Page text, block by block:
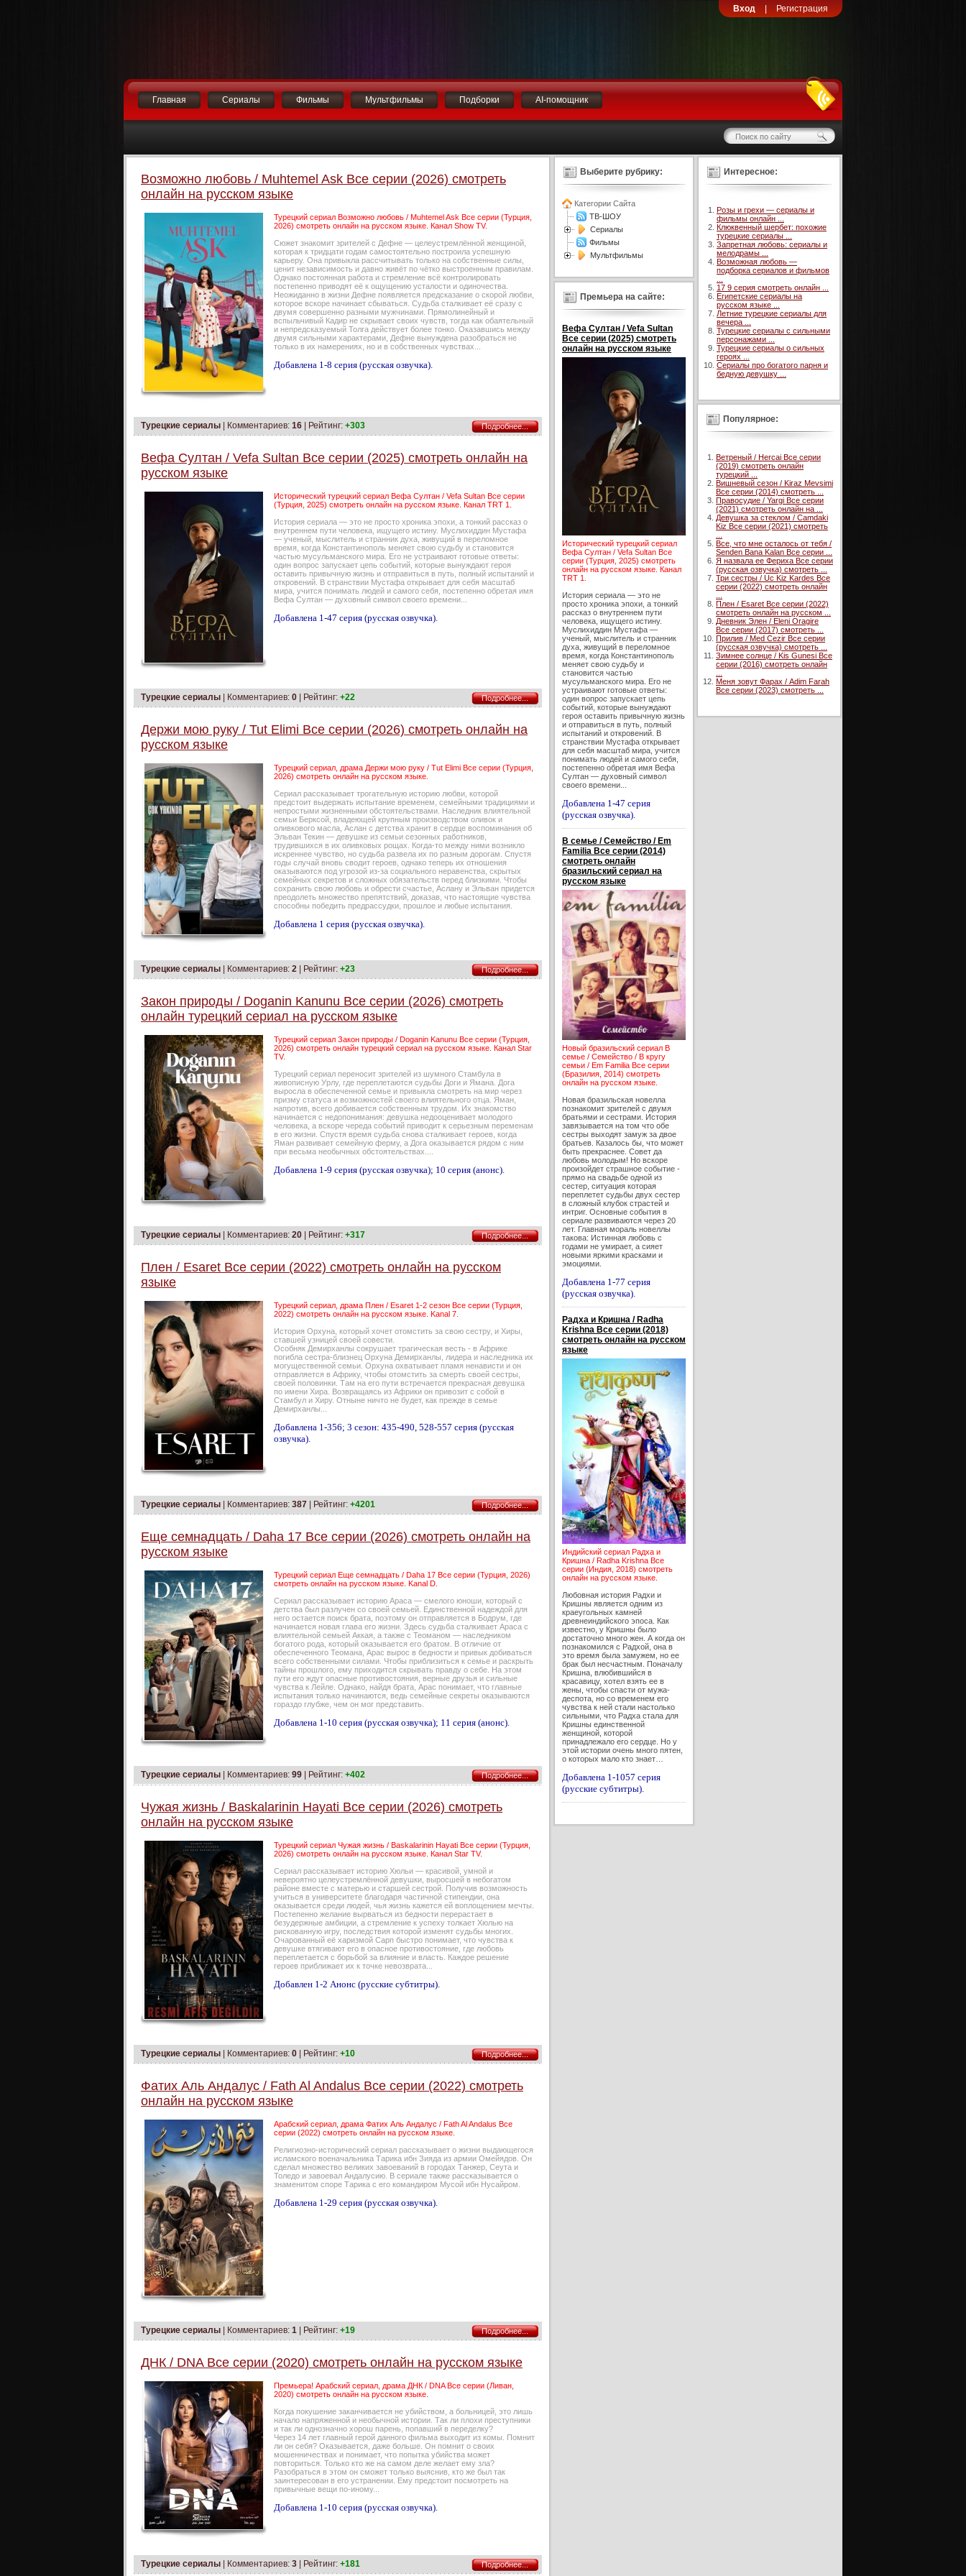
Вход Регистрация
Главная Сериалы Фильмы Мультфильмы Подборки AI-помощник
Возможно любовь / Muhtemel Ask Все серии (2026) смотреть
онлайн на русском языке
Турецкий сериал Возможно любовь / Muhtemel Ask Все серии (Турция,
2026) смотреть онлайн на русском языке. Канал Show TV.
Сюжет знакомит зрителей с Дефне — целеустремлённой женщиной,
которая к тридцати годам самостоятельно построила успешную
карьеру. Она привыкла рассчитывать только на собственные силы,
ценит независимость и давно живёт по чётко выстроенным правилам.
Однако постоянная работа и стремление всё контролировать
постепенно приводят её к ощущению усталости и одиночества.
Неожиданно в жизни Дефне появляется предсказание о скорой любви,
которое вскоре начинает сбываться. Судьба сталкивает её сразу с
двумя совершенно разными мужчинами. Прямолинейный и
вспыльчивый Кадир не скрывает своих чувств, тогда как обаятельный
и непредсказуемый Толга действует более тонко. Оказавшись между
двумя сильными характерами, Дефне вынуждена разобраться не
только в их намерениях, но и в собственных чувствах...
Добавлена 1-8 серия (русская озвучка).
Турецкие сериалы | Комментариев: 16 | Рейтинг: +303 Подробнее...
Вефа Султан / Vefa Sultan Все серии (2025) смотреть онлайн на
русском языке
Исторический турецкий сериал Вефа Султан / Vefa Sultan Все серии
(Турция, 2025) смотреть онлайн на русском языке. Канал TRT 1.
История сериала — это не просто хроника эпохи, а тонкий рассказ о
внутреннем пути человека, ищущего истину. Муслихиддин Мустафа
— ученый, мыслитель и странник духа, живущий в переломное
время, когда Константинополь меняет свою судьбу и становится
частью мусульманского мира. Его не устраивают готовые ответы:
один вопрос запускает цепь событий, которые вынуждают героя
оставить привычную жизнь и отправиться в путь, полный испытаний и
откровений. В странствии Мустафа открывает для себя масштаб
мира, учится понимать людей и самого себя, постепенно обретая имя
Вефа Султан — духовный символ своего времени...
Добавлена 1-47 серия (русская озвучка).
Турецкие сериалы Комментариев: 0 | Рейтинг: +22 Подробнее...
Держи мою руку / Tut Elimi Все серии (2026) смотреть онлайн на
русском языке
Турецкий сериал, драма Держи мою руку / Tut Elimi Все серии (Турция,
2026) смотреть онлайн на русском языке.
Сериал рассказывает трогательную историю любви, которой
предстоит выдержать испытание временем, семейными традициями и
непростыми жизненными обстоятельствами. Наследник влиятельной
семьи Берксой, владеющей крупным производством оливок и
оливкового масла, Аслан с детства хранит в сердце воспоминания об
Эльван Текин — девушке из семьи сезонных работников,
трудившихся в их оливковых рощах. Когда-то между ними возникло
искреннее чувство, но судьба развела их по разным дорогам. Спустя
годы случай вновь сводит героев, однако теперь их отношения
оказываются под угрозой из-за социального неравенства, скрытых
семейных секретов и сложных обязательств перед близкими. Чтобы
сохранить свою любовь и обрести счастье, Аслану и Эльван придется
преодолеть множество препятствий, доказав, что настоящие чувства
способны победить предрассудки, прошлое и любые испытания.
Добавлена 1 серия (русская озвучка).
Турецкие сериалы Комментариев: 2 | Рейтинг: +23 Подробнее...
Закон природы / Doganin Kanunu Все серии (2026) смотреть
онлайн турецкий сериал на русском языке
Турецкий сериал Закон природы / Doganin Kanunu Все серии (Турция,
2026) смотреть онлайн турецкий сериал на русском языке. Канал Star
TV.
Турецкий сериал переносит зрителей из шумного Стамбула в
живописную Урлу, где переплетаются судьбы Доги и Ямана. Дога
выросла в обеспеченной семье и привыкла смотреть на мир через
призму статуса и возможностей своего влиятельного отца. Яман,
напротив, всего добивается собственным трудом. Их знакомство
начинается с недопонимания: девушка недооценивает молодого
человека, а вскоре череда событий приводит к серьезным переменам
в его жизни. Спустя время судьба снова сталкивает героев, когда
Яман развивает семейную ферму, а Дога оказывается рядом с ним
при весьма необычных обстоятельствах....
Добавлена 1-9 серия (русская озвучка); 10 серия (анонс).
Турецкие сериалы Комментариев: 20 | Рейтинг: +317 Подробнее...
Плен / Esaret Все серии (2022) смотреть онлайн на русском
языке
Турецкий сериал, драма Плен / Esaret 1-2 сезон Все серии (Турция,
2022) смотреть онлайн на русском языке. Kanal 7.
История Орхуна, который хочет отомстить за свою сестру, и Хиры,
ставшей узницей своей совести.
Особняк Демирханлы сокрушает трагическая весть - в Африке
погибла сестра-близнец Орхуна Демирханлы, лидера и наследника их
могущественной семьи. Орхуна охватывает пламя ненависти и он
отправляется в Африку, чтобы отомстить за смерть своей сестры,
своей половинки. Там на его пути встречается прекрасная девушка
по имени Хира. Возвращаясь из Африки он привозит с собой в
Стамбул и Хиру. Отныне ничто не будет, как прежде в семье
Демирханлы...
Добавлена 1-356; 3 сезон: 435-490, 528-557 серия (русская
озвучка).
Турецкие сериалы Комментариев: 387 | Рейтинг: +4201 Подробнее...
Еще семнадцать / Daha 17 Все серии (2026) смотреть онлайн на
русском языке
Турецкий сериал Еще семнадцать / Daha 17 Все серии (Турция, 2026)
смотреть онлайн на русском языке. Kanal D.
Сериал рассказывает историю Араса — смелого юноши, который с
детства был разлучен со своей семьей. Единственной надеждой для
него остается поиск брата, поэтому он отправляется в Бодрум, где
начинается новая глава его жизни. Здесь судьба сталкивает Араса с
влиятельной семьей Аккая, а также с Теоманом — наследником
богатого рода, который оказывается его братом. В отличие от
обеспеченного Теомана, Арас вырос в бедности и привык добиваться
всего собственными силами. Чтобы приблизиться к семье и раскрыть
тайны прошлого, ему приходится скрывать правду о себе. На этом
пути его ждут опасные противостояния, верные друзья и сильные
чувства к Лейле. Однако, найдя брата, Арас понимает, что главные
испытания только начинаются, ведь семейные секреты оказываются
гораздо глубже, чем он мог представить.
Добавлена 1-10 серия (русская озвучка); 11 серия (анонс).
Турецкие сериалы | Комментариев: 99 | Рейтинг: +402 Подробнее...
Чужая жизнь / Baskalarinin Hayati Все серии (2026) смотреть
онлайн на русском языке
Турецкий сериал Чужая жизнь / Baskalarinin Hayati Все серии (Турция,
2026) смотреть онлайн на русском языке. Канал Star TV.
Сериал рассказывает историю Хюльи — красивой, умной и
невероятно целеустремлённой девушки, выросшей в небогатом
районе вместе с матерью и старшей сестрой. Получив возможность
учиться в университете благодаря частичной стипендии, она
оказывается среди людей, чья жизнь кажется ей воплощением мечты.
Постепенно желание вырваться из бедности перерастает в
безудержные амбиции, а стремление к успеху толкает Хюлью на
рискованную игру, последствия которой изменят судьбы многих.
Очарованный её харизмой Сарп быстро понимает, что чувства к
девушке втягивают его в опасное противостояние, где любовь
переплетается с борьбой за влияние и власть. Каждое решение
героев приближает их к точке невозврата...
Добавлен 1-2 Анонс (русские субтитры).
Турецкие сериалы | Комментариев: 0 | Рейтинг: +10 Подробнее...
Фатих Аль Андалус / Fath Al Andalus Все серии (2022) смотреть
онлайн на русском языке
Арабский сериал, драма Фатих Аль Андалус / Fath Al Andalus Все
серии (2022) смотреть онлайн на русском языке.
Религиозно-исторический сериал рассказывает о жизни выдающегося
исламского военачальника Тарика ибн Зияда из армии Омейядов. Он
сделал множество великих завоеваний в городах Танжер, Сеута и
Толедо и завоевал Андалусию. В сериале также рассказывается о
знаменитом споре Тарика с его командиром Мусой ибн Нусайром.
Добавлена 1-29 серия (русская озвучка).
Турецкие сериалы | Комментариев: 1 | Рейтинг: +19 Подробнее...
ДНК / DNA Все серии (2020) смотреть онлайн на русском языке
Премьера! Арабский сериал, драма ДНК / DNA Все серии (Ливан,
2020) смотреть онлайн на русском языке.
Когда покушение заканчивается не убийством, а больницей, это лишь
начало напряженной и необычной истории. Так ли плохи преступники
и так ли однозначно хорош парень, попавший в переделку?
Через 14 лет главный герой данного фильма выходит из комы. Помнит
ли он себя? Оказывается, даже больше. Он помнит о своих
мошенничествах и понимает, что попытка убийства может
повториться. Только кто же на самом деле желает ему зла?
Разобраться в этом он сможет только выяснив, кто же был так
заинтересован в его устранении. Ему предстоит посмотреть на
привычные вещи по-иному...
Добавлена 1-10 серия (русская озвучка).
Турецкие сериалы Комментариев: 3 | Рейтинг: +181 Подробнее...
Выберите рубрику:
Категории Сайта
ТВ-ШОУ
Сериалы
Фильмы
Мультфильмы
Премьера на сайте:
Вефа Султан / Vefa Sultan
Все серии (2025) смотреть
онлайн на русском языке
Исторический турецкий сериал
Вефа Султан / Vefa Sultan Все
серии (Турция, 2025) смотреть
онлайн на русском языке. Канал
TRT 1.
История сериала — это не
просто хроника эпохи, а тонкий
рассказ о внутреннем пути
человека, ищущего истину.
Муслихиддин Мустафа —
ученый, мыслитель и странник
духа, живущий в переломное
время, когда Константинополь
меняет свою судьбу и
становится частью
мусульманского мира. Его не
устраивают готовые ответы:
один вопрос запускает цепь
событий, которые вынуждают
героя оставить привычную жизнь
и отправиться в путь, полный
испытаний и откровений. В
странствии Мустафа открывает
для себя масштаб мира, учится
понимать людей и самого себя,
постепенно обретая имя Вефа
Султан — духовный символ
своего времени...
Добавлена 1-47 серия
(русская озвучка).
В семье / Семейство / Em
Familia Все серии (2014)
смотреть онлайн
бразильский сериал на
русском языке
Новый бразильский сериал В
семье / Семейство / В кругу
семьи / Em Familia Все серии
(Бразилия, 2014) смотреть
онлайн на русском языке.
Новая бразильская новелла
познакомит зрителей с двумя
братьями и сестрами. История
завязывается на том что обе
сестры выходят замуж за двое
братьев. Казалось бы, что может
быть прекраснее. Совет да
любовь молодым! Но вскоре
произойдет страшное событие -
прямо на свадьбе одной из
сестер, ситуация которая
переплетет судьбы двух сестер
в сложный клубок страстей и
интриг. Основные события в
сериале развиваются через 20
лет. Главная мораль новеллы
такова: Истинная любовь с
годами не умирает, а сияет
новыми яркими красками и
эмоциями.
Добавлена 1-77 серия
(русская озвучка).
Радха и Кришна / Radha
Krishna Все серии (2018)
смотреть онлайн на русском
языке
Индийский сериал Радха и
Кришна / Radha Krishna Все
серии (Индия, 2018) смотреть
онлайн на русском языке.
Любовная история Радхи и
Кришны является одним из
краеугольных камней
древнеиндийского эпоса. Как
известно, у Кришны было
достаточно много жен. А когда он
познакомился с Радхой, она в
это время была замужем, но ее
брак был несчастным. Поначалу
Кришна, влюбившийся в
красавицу, хотел взять ее в
жены, чтобы спасти от мужа-
деспота, но со временем его
чувства к ней стали настолько
сильными, что Радха стала для
Кришны единственной
женщиной, которой
принадлежало его сердце. Но у
этой истории очень много пятен,
о которых мало кто знает…
Добавлена 1-1057 серия
(русские субтитры).
Интересное:
Розы и грехи — сериалы и
фильмы онлайн ...
Клюквенный шербет: похожие
турецкие сериалы ...
Запретная любовь: сериалы и
мелодрамы ...
Возможная любовь —
подборка сериалов и фильмов
17 9 серия смотреть онлайн ...
Египетские сериалы на
русском языке ...
Летние турецкие сериалы для
вечера ...
Турецкие сериалы с сильными
персонажами ...
Турецкие сериалы о сильных
героях ...
Сериалы про богатого парня и
бедную девушку ...
Популярное:
Ветреный / Hercai Все серии
(2019) смотреть онлайн
турецкий ...
Вишневый сезон / Kiraz Mevsimi
Все серии (2014) смотреть ...
Правосудие / Yargi Все серии
(2021) смотреть онлайн на ...
Девушка за стеклом / Camdaki
Kiz Все серии (2021) смотреть
Все, что мне осталось от тебя /
Senden Bana Kalan Все серии ...
Я назвала ее Фериха Все серии
(русская озвучка) смотреть ...
Три сестры / Uc Kiz Kardes Все
серии (2022) смотреть онлайн
Плен / Esaret Все серии (2022)
смотреть онлайн на русском ...
Дневник Элен / Eleni Oragire
Все серии (2017) смотреть ...
Прилив / Med Cezir Все серии
(русская озвучка) смотреть ...
Зимнее солнце / Kis Gunesi Все
серии (2016) смотреть онлайн
Меня зовут Фарах / Adim Farah
Все серии (2023) смотреть ...